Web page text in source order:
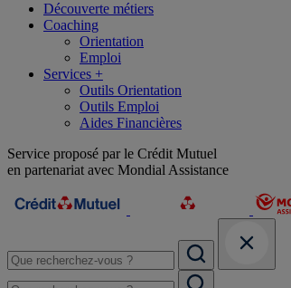
Découverte métiers
Coaching
Orientation
Emploi
Services +
Outils Orientation
Outils Emploi
Aides Financières
Service proposé par le Crédit Mutuel
en partenariat avec Mondial Assistance